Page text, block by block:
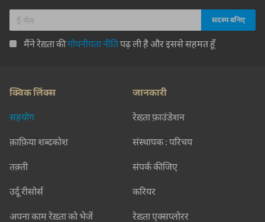
मैंने रेख़्ता कीगोपनीयता नीतिपढ़ ली है और इससे सहमत हूँ
क्विक लिंक्स
सहयोग
क़ाफ़िया शब्दकोश
तक़्ती
उर्दू रीसोर्स
अपना काम रेख़्ता को भेजें
जानकारी
रेख़्ता फ़ाउंडेशन
संस्थापक : परिचय
संपर्क कीजिए
करियर
रेख़्ता एक्सप्लोरर